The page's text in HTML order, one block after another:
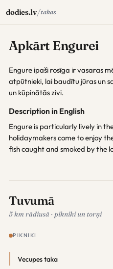
dodies.lv/takas
Apkārt Engurei
Engure ipaši rosīga ir vasaras
atpūtnieki, lai baudītu jūras un
un kūpinātās zivi.
Description in English
Engure is particularly lively in
holidaymakers come to enjoy
fish caught and smoked by the
Tuvumā
5 km rādiusā · pikniki un torņi
PIKNIKI
Vecupes taka